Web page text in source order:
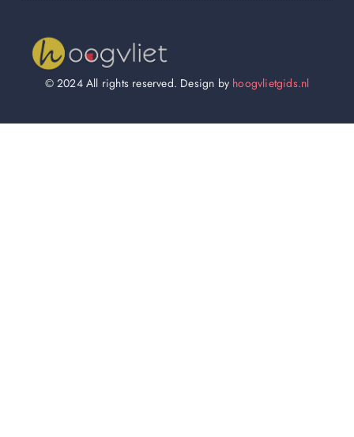
© 2024 All rights reserved. Design by hoogvlietgids.nl